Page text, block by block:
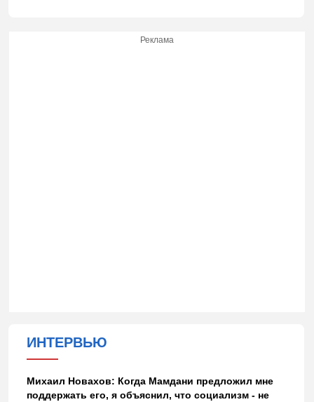
Реклама
ИНТЕРВЬЮ
Михаил Новахов: Когда Мамдани предложил мне
поддержать его, я объяснил, что социализм - не